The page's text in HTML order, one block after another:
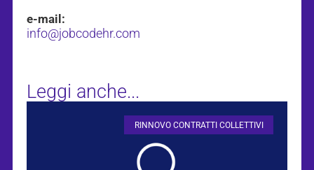
e-mail:
info@jobcodehr.com
Leggi anche...
RINNOVO CONTRATTI COLLETTIVI